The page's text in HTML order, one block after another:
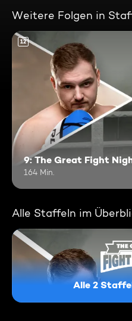
Weitere Folgen in
12
9: The Great Fight
164 Min.
Alle Staffeln im
Alle 2